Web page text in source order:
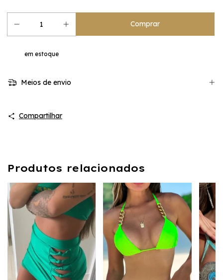
em estoque
Meios de envio
Compartilhar
Produtos relacionados